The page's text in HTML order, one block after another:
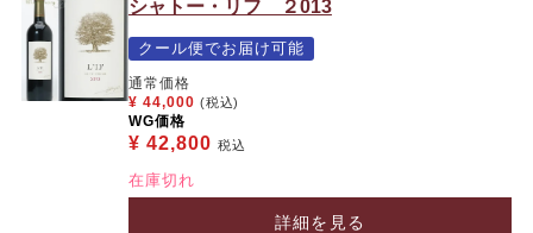
シャトー・リフ ２013
クール便でお届け可能
通常価格
¥ 44,000 (税込)
WG価格
¥ 42,800 税込
在庫切れ
詳細を見る